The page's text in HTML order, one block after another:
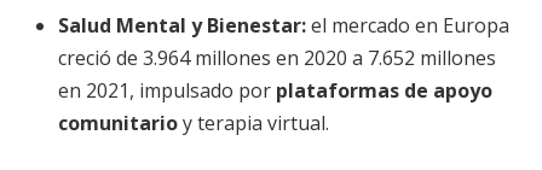
Salud Mental y Bienestar:el mercado en Europa
creció de 3.964 millones en 2020 a 7.652 millones
en 2021, impulsado por plataformas de apoyo
comunitarioy terapia virtual.